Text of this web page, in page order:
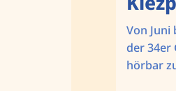
Von Juni
der 34er
hörbar